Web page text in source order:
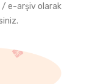
e-arşiv olarak